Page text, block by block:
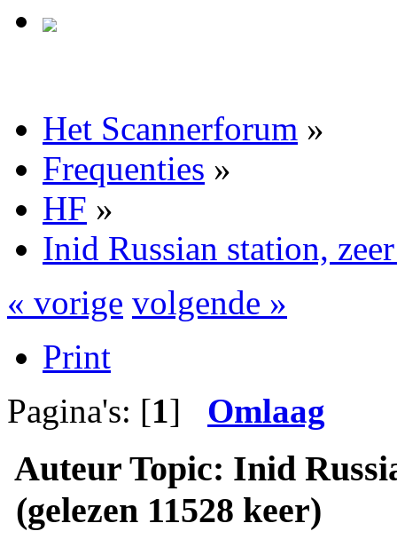
Het Scannerforum »
Frequenties »
HF »
Inid Russian station,
« vorige volgende »
Print
Pagina's: [1] Omlaag
Auteur Topic: Inid
(gelezen 11528 keer)